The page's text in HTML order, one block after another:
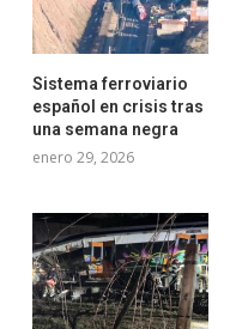
Sistema ferroviario
español en crisis tras
una semana negra
enero 29, 2026